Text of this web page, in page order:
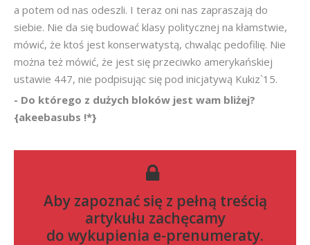
a potem od nas odeszli. I teraz oni nas zapraszają do
siebie. Nie da się budować klasy politycznej na kłamstwie,
mówić, że ktoś jest konserwatystą, chwaląc pedofilię. Nie
można też mówić, że jest się przeciwko amerykańskiej
ustawie 447, nie podpisując się pod inicjatywą Kukiz`15.
- Do którego z dużych bloków jest wam bliżej?
{akeebasubs !*}
Aby zapoznać się z pełną treścią
artykułu zachęcamy
do wykupienia e-prenumeraty.